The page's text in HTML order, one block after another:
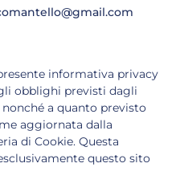
informativa privacy
obblighi previsti dagli
nonché a quanto previsto
aggiornata dalla
di Cookie. Questa
questo sito